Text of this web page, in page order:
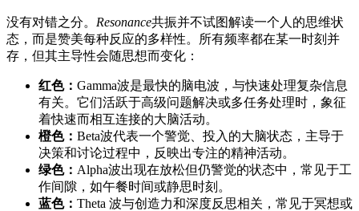
没有对错之分。 Resonance共振并不试图解读一个人的思维状
态，而是赞美每种反应的多样性。所有频率都在某一时刻并
存，但其主导性会随思想而变化：
红色： Gamma波是最快的脑电波，与快速处理复杂信息
有关。它们活跃于高级问题解决或多任务处理时，象征
着快速而相互连接的大脑活动。
橙色： Beta波代表一个警觉、投入的大脑状态，主导于
决策和讨论过程中，反映出专注的精神活动。
绿色： Alpha波出现在放松但仍警觉的状态中，常见于工
作间隙，如午餐时间或静思时刻。
蓝色： Theta 波与创造力和深度反思相关，常见于冥想或